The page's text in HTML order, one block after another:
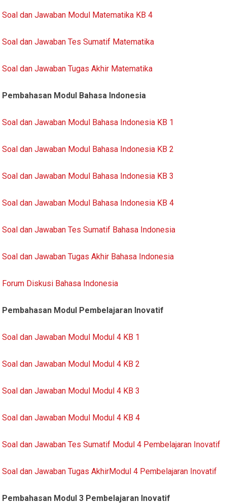
Soal dan Jawaban Modul Matematika KB 4
Soal dan Jawaban Tes Sumatif Matematika
Soal dan Jawaban Tugas Akhir Matematika
Pembahasan Modul Bahasa Indonesia
Soal dan Jawaban Modul Bahasa Indonesia KB 1
Soal dan Jawaban Modul Bahasa Indonesia KB 2
Soal dan Jawaban Modul Bahasa Indonesia KB 3
Soal dan Jawaban Modul Bahasa Indonesia KB 4
Soal dan Jawaban Tes Sumatif Bahasa Indonesia
Soal dan Jawaban Tugas Akhir Bahasa Indonesia
Forum Diskusi Bahasa Indonesia
Pembahasan Modul Pembelajaran Inovatif
Soal dan Jawaban Modul Modul 4 KB 1
Soal dan Jawaban Modul Modul 4 KB 2
Soal dan Jawaban Modul Modul 4 KB 3
Soal dan Jawaban Modul Modul 4 KB 4
Soal dan Jawaban Tes Sumatif Modul 4 Pembelajaran Inovatif
Soal dan Jawaban Tugas AkhirModul 4 Pembelajaran Inovatif
Pembahasan Modul 3 Pembelajaran Inovatif